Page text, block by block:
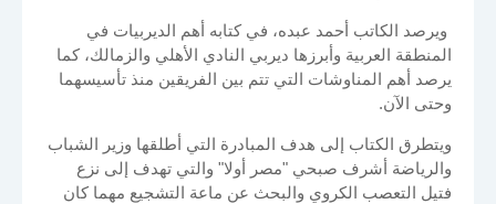
ويرصد الكاتب أحمد عبده، في كتابه أهم الديربيات في
المنطقة العربية وأبرزها ديربي النادي الأهلي والزمالك، كما
يرصد أهم المناوشات التي تتم بين الفريقين منذ تأسيسهما
وحتى الآن.
ويتطرق الكتاب إلى هدف المبادرة التي أطلقها وزير الشباب
والرياضة أشرف صبحي "مصر أولا" والتي تهدف إلى نزع
فتيل التعصب الكروي والبحث عن ماعة التشجيع مهما كان